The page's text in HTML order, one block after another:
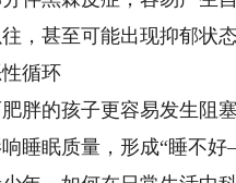
，甚至可能出现抑郁状
循环
的孩子更容易发生阻
睡眠质量，形成“睡不好